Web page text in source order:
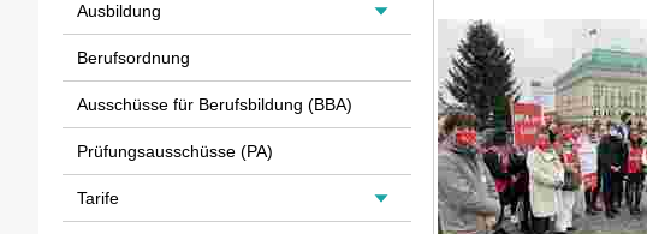
Ausbildung
Berufsordnung
Ausschüsse für Berufsbildung (BBA)
Prüfungsausschüsse (PA)
Tarife